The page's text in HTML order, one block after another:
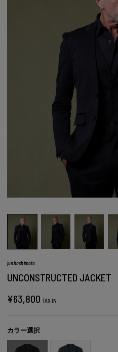
junhashimoto
UNCONSTRUCTED JACKET
¥63,800 TAX IN
カラー選択